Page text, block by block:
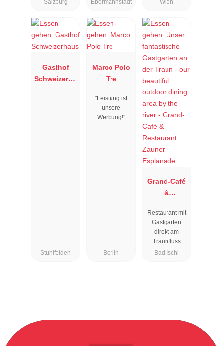
Salzburg Ebermannstadt Wien
Gasthof
Schweizerha
Stuhlfelden
Marco Polo
Tre
"Leistung ist
unsere
Werbung!"
Berlin
Grand-Café
&
Zauner
Esplanade
Restaurant mit
Gastgarten
direkt am
Traunfluss
Bad Ischl